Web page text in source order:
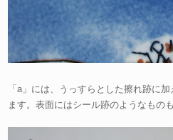
「a」には、うっすらとした擦れ跡に
ます。表面にはシール跡のようなもの